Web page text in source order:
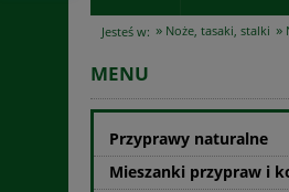
Jesteś w: » Noże, tasaki, stalki »
MENU
Przyprawy naturalne
Mieszanki przypraw i